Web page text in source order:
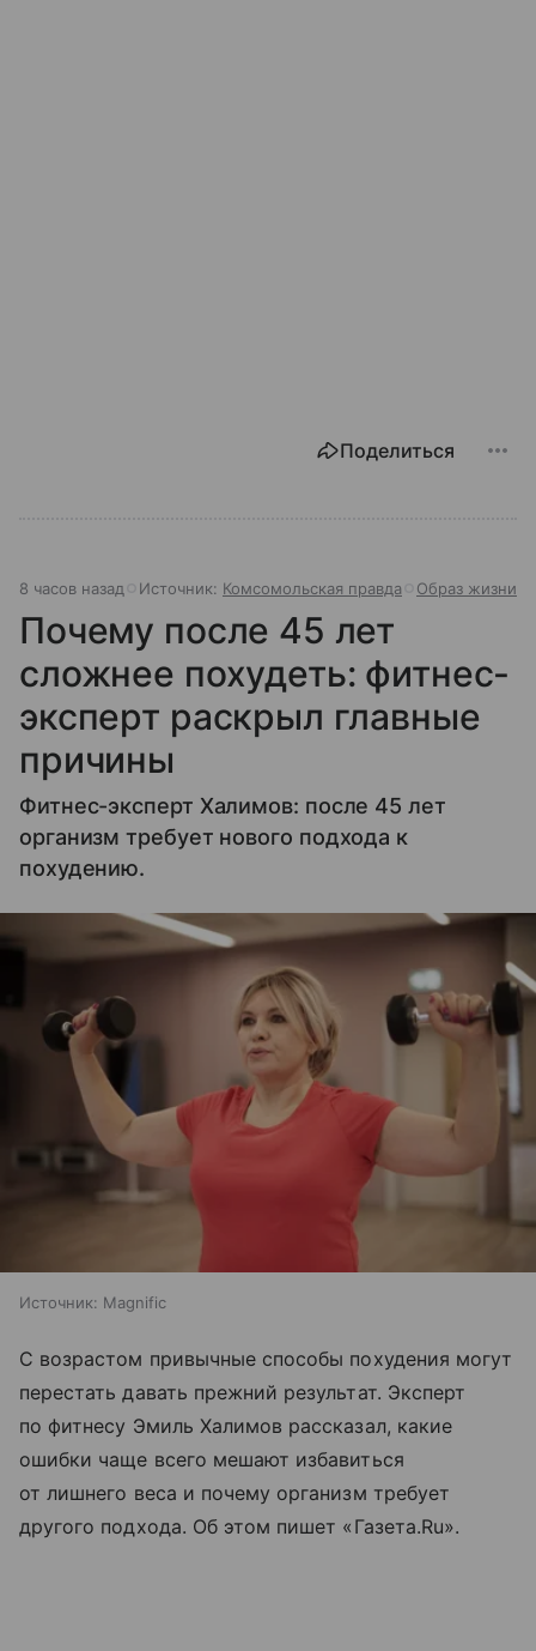
Поделиться
8 часов назад Источник: Комсомольская правда Образ жизни
Почему после 45 лет
сложнее похудеть: фитнес-
эксперт раскрыл главные
причины
Фитнес-эксперт Халимов: после 45 лет
организм требует нового подхода к
похудению.
Источник: Magnific
С возрастом привычные способы похудения могут
перестать давать прежний результат. Эксперт
по фитнесу Эмиль Халимов рассказал, какие
ошибки чаще всего мешают избавиться
от лишнего веса и почему организм требует
другого подхода. Об этом пишет «Газета.Ru».